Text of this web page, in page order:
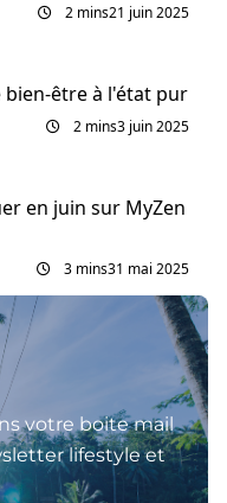
2 mins21 juin 2025
être à l'état pur
2 mins3 juin 2025
en juin sur MyZen
3 mins31 mai 2025
votre boite mail
lifestyle et